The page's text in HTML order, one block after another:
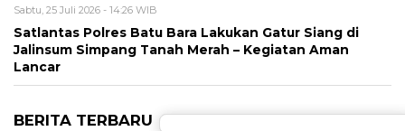
Sabtu, 25 Juli 2026 - 14:26 WIB
Satlantas Polres Batu Bara Lakukan Gatur Siang di
Jalinsum Simpang Tanah Merah – Kegiatan Aman
Lancar
BERITA TERBARU